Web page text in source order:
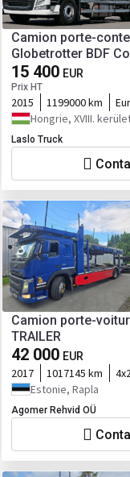
Camion porte-
Globetrotter BDF
Fu
15 400 EUR
Prix HT
2015 1199000 km
Hongrie, XVIII.
Laslo Truck
Camion porte-
TRAILER
42 000 EUR
2017 1017145 km
Estonie, Rapla
Agomer Rehvid OÜ